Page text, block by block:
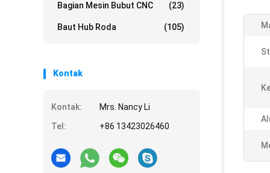
Bagian Mesin Bubut CNC (23)
Baut Hub Roda (105)
Kontak
Kontak:
Mrs. Nancy Li
Tel:
+86 13423026460